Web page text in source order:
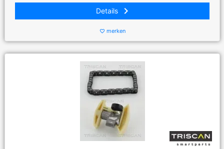
Details keyboard_arrow_right
favorite_border merken